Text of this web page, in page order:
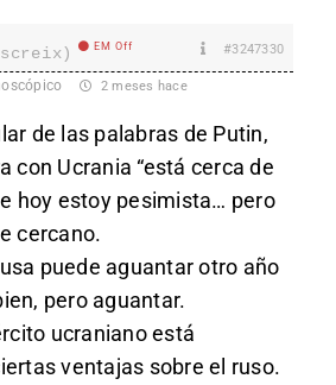
EM Off #3247330
2 meses hace
de las palabras de Putin,
con Ucrania “está cerca de
hoy estoy pesimista… pero
cercano.
puede aguantar otro año
pero aguantar.
ucraniano está
ventajas sobre el ruso.